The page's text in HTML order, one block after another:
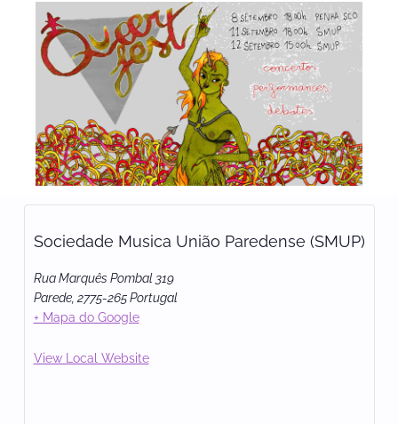
Sociedade Musica União Paredense (SMUP)
Rua Marquês Pombal 319
Parede, 2775-265 Portugal
+ Mapa do Google
View Local Website